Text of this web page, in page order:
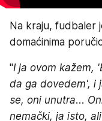
Na kraju, fudbaler
domaćinima
"I ja ovom kažem,
da ga dovedem', i
se, oni unutra...
nemački, ja isto,